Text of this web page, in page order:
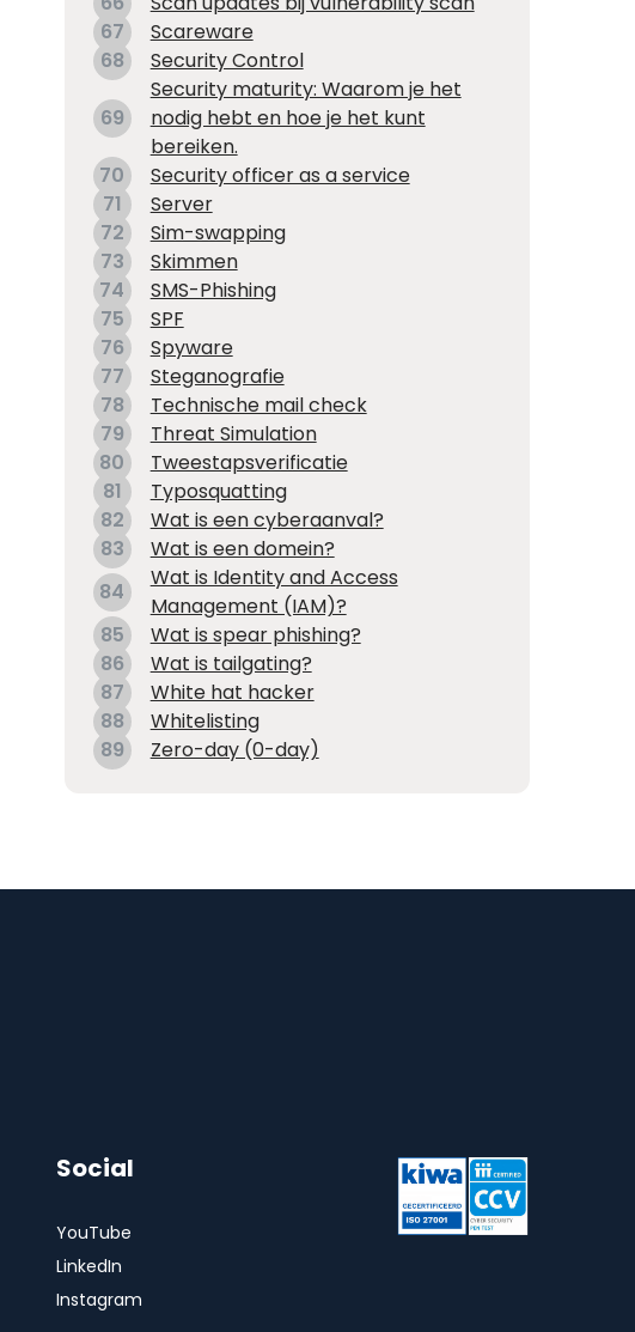
67
Scareware
68
Security Control
69
Security maturity: Waarom je het
nodig hebt en hoe je het kunt
bereiken.
70
Security officer as a service
71
Server
72
Sim-swapping
73
Skimmen
74
SMS-Phishing
75
SPF
76
Spyware
77
Steganografie
78
Technische mail check
79
Threat Simulation
80
Tweestapsverificatie
81
Typosquatting
82
Wat is een cyberaanval?
83
Wat is een domein?
84
Wat is Identity and Access
Management (IAM)?
85
Wat is spear phishing?
86
Wat is tailgating?
87
White hat hacker
88
Whitelisting
89
Zero-day (0-day)
Social
YouTube
LinkedIn
Instagram